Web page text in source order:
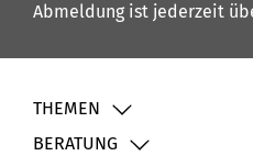
Abmeldung ist jederzeit
THEMEN
BERATUNG